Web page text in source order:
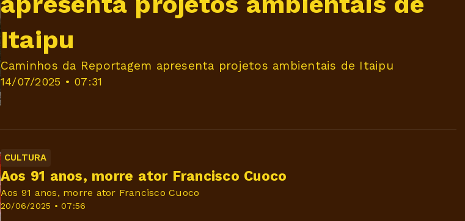
14/07/2025 • 07:31
Itaipu
Caminhos da Reportagem apresenta projetos ambientais de Itaipu
CULTURA
20/06/2025 • 07:56
Aos 91 anos, morre ator Francisco Cuoco
Aos 91 anos, morre ator Francisco Cuoco